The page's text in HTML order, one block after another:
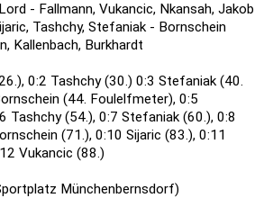
Lord - Fallmann, Vukancic, Nkansah, Jakob
Tashchy, Stefaniak - Bornschein
Kallenbach, Burkhardt
0:2 Tashchy (30.) 0:3 Stefaniak (40.
(44. Foulelfmeter), 0:5
Tashchy (54.), 0:7 Stefaniak (60.), 0:8
(71.), 0:10 Sijaric (83.), 0:11
Vukancic (88.)
Münchenbernsdorf)